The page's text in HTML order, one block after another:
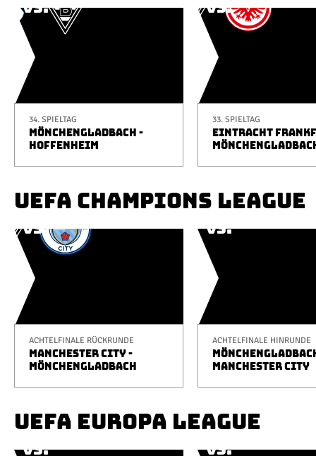
34. SPIELTAG
MÖNCHENGLADBACH -
HOFFENHEIM
33. SPIELTAG
EINTRACHT
UEFA CHAMPIONS LEAGUE
ACHTELFINALE RÜCKRUNDE
MANCHESTER CITY -
MÖNCHENGLADBACH
ACHTELFINALE HINRUNDE
MANCHESTER CITY
UEFA EUROPA LEAGUE